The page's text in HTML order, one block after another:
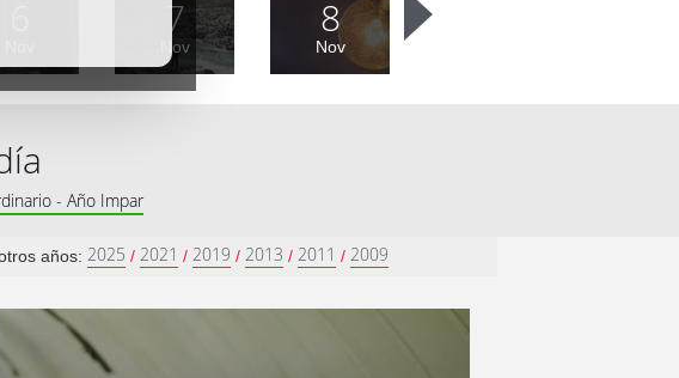
7
Nov
8
Nov
- Año Impar
años: 2025 / 2021 / 2019 / 2013 / 2011 / 2009